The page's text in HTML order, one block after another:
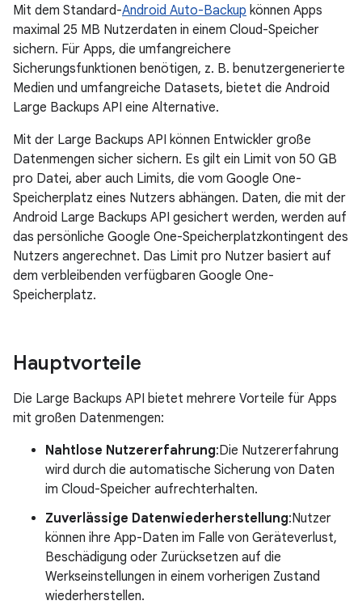
Mit dem Standard-Android Auto-Backup können Apps
maximal 25 MB Nutzerdaten in einem Cloud-Speicher
sichern. Für Apps, die umfangreichere
Sicherungsfunktionen benötigen, z. B. benutzergenerierte
Medien und umfangreiche Datasets, bietet die Android
Large Backups API eine Alternative.
Mit der Large Backups API können Entwickler große
Datenmengen sicher sichern. Es gilt ein Limit von 50 GB
pro Datei, aber auch Limits, die vom Google One-
Speicherplatz eines Nutzers abhängen. Daten, die mit der
Android Large Backups API gesichert werden, werden auf
das persönliche Google One-Speicherplatzkontingent des
Nutzers angerechnet. Das Limit pro Nutzer basiert auf
dem verbleibenden verfügbaren Google One-
Speicherplatz.
Hauptvorteile
Die Large Backups API bietet mehrere Vorteile für Apps
mit großen Datenmengen:
Nahtlose Nutzererfahrung:Die Nutzererfahrung
wird durch die automatische Sicherung von Daten
im Cloud-Speicher aufrechterhalten.
Zuverlässige Datenwiederherstellung:Nutzer
können ihre App-Daten im Falle von Geräteverlust,
Beschädigung oder Zurücksetzen auf die
Werkseinstellungen in einem vorherigen Zustand
wiederherstellen.